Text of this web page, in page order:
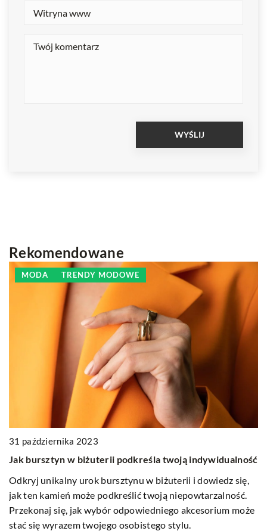
Rekomendowane
MODA TRENDY MODOWE
31 października 2023
Jak bursztyn w biżuterii podkreśla twoją indywidualność
Odkryj unikalny urok bursztynu w biżuterii i dowiedz się,
jak ten kamień może podkreślić twoją niepowtarzalność.
Przekonaj się, jak wybór odpowiedniego akcesorium może
stać się wyrazem twojego osobistego stylu.